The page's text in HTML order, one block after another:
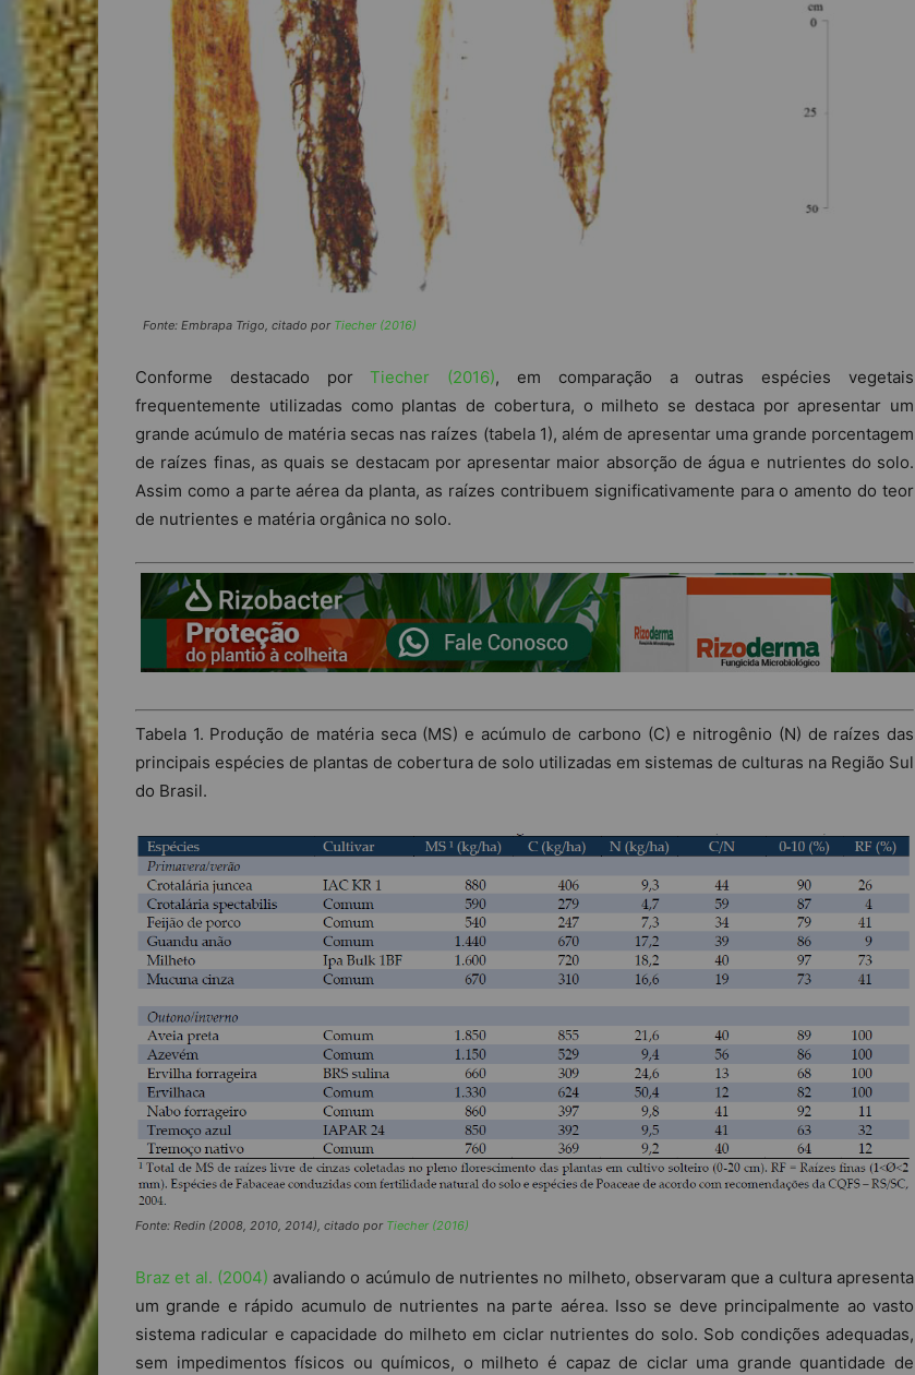
Fonte: Embrapa Trigo, citado por Tiecher (2016)
Conforme destacado porTiecher (2016), em comparação a outras espécies vegetais
frequentemente utilizadas como plantas de cobertura, o milheto se destaca por apresentar um
grande acúmulo de matéria secas nas raízes (tabela 1), além de apresentar uma grande porcentagem
de raízes finas, as quais se destacam por apresentar maior absorção de água e nutrientes do solo.
Assim como a parte aérea da planta, as raízes contribuem significativamente para o amento do teor
de nutrientes e matéria orgânica no solo.
Tabela 1. Produção de matéria seca (MS) e acúmulo de carbono (C) e nitrogênio (N) de raízes das
principais espécies de plantas de cobertura de solo utilizadas em sistemas de culturas na Região Sul
do Brasil.
Fonte: Redin (2008, 2010, 2014), citado por Tiecher (2016)
Braz et al. (2004) avaliando o acúmulo de nutrientes no milheto, observaram que a cultura apresenta
um grande e rápido acumulo de nutrientes na parte aérea. Isso se deve principalmente ao vasto
sistema radicular e capacidade do milheto em ciclar nutrientes do solo. Sob condições adequadas,
sem impedimentos físicos ou químicos, o milheto é capaz de ciclar uma grande quantidade de